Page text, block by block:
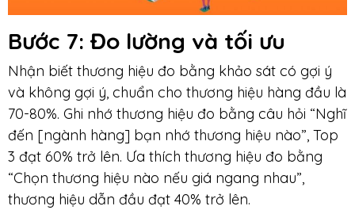
Bước 7: Đo lường và tối ưu
Nhận biết thương hiệu đo bằng khảo sát có gợi ý
và không gợi ý, chuẩn cho thương hiệu hàng đầu là
70-80%. Ghi nhớ thương hiệu đo bằng câu hỏi “Nghĩ
đến [ngành hàng] bạn nhớ thương hiệu nào”, Top
3 đạt 60% trở lên. Ưa thích thương hiệu đo bằng
“Chọn thương hiệu nào nếu giá ngang nhau”,
thương hiệu dẫn đầu đạt 40% trở lên.